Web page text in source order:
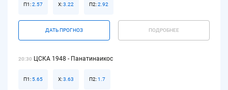
ДАТЬ ПРОГНОЗ
П1:2.57 Х:3.22 П2:2.92
ПОДРОБНЕЕ
20:30 ЦСКА 1948 - Панатинаикос
П1:5.65 Х:3.63 П2:1.7